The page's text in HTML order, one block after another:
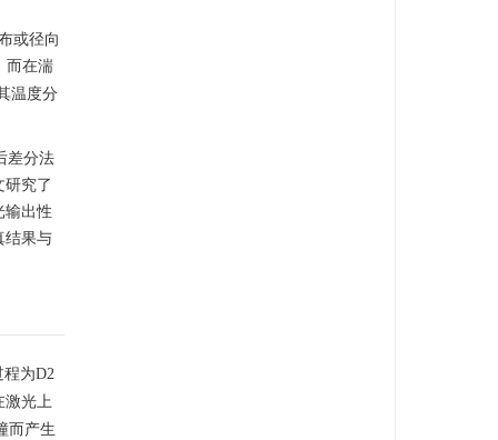
或径向
而在湍
温度分
差分法
研究了
输出性
结果与
程为D2
激光上
而产生